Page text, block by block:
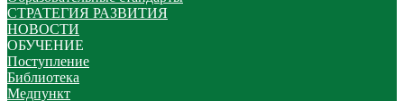
СТРАТЕГИЯ РАЗВИТИЯ
НОВОСТИ
ОБУЧЕНИЕ
Поступление
Библиотека
Медпункт